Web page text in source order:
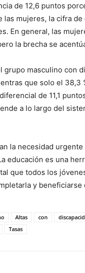
de 12,6 puntos
las mujeres, la cifra
En general, las
la brecha se
grupo masculino con
que solo el
de 11,1
a lo largo del
la necesidad
educación es una
que todos los
y beneficiarse
Altas con
Tasas